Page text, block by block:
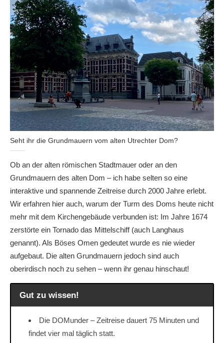
Seht ihr die Grundmauern vom alten Utrechter Dom?
Ob an der alten römischen Stadtmauer oder an den
Grundmauern des alten Dom – ich habe selten so eine
interaktive und spannende Zeitreise durch 2000 Jahre erlebt.
Wir erfahren hier auch, warum der Turm des Doms heute nicht
mehr mit dem Kirchengebäude verbunden ist: Im Jahre 1674
zerstörte ein Tornado das Mittelschiff (auch Langhaus
genannt). Als Böses Omen gedeutet wurde es nie wieder
aufgebaut. Die alten Grundmauern jedoch sind auch
oberirdisch noch zu sehen – wenn ihr genau hinschaut!
Gut zu wissen!
Die DOMunder – Zeitreise dauert 75 Minuten und
findet vier mal täglich statt.